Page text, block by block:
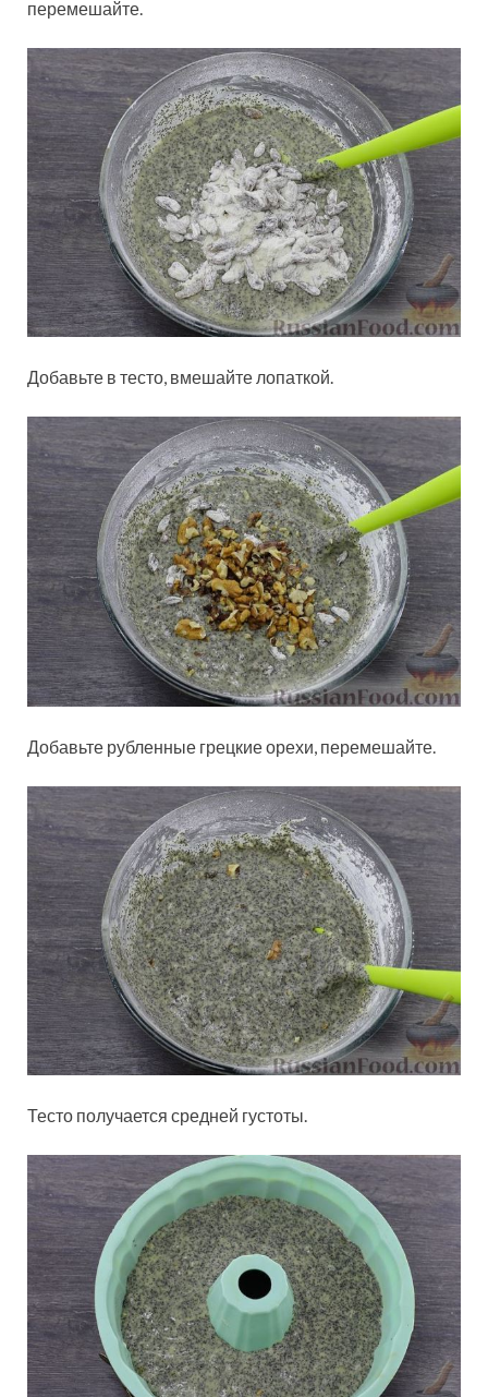
перемешайте.
Добавьте в тесто, вмешайте лопаткой.
Добавьте рубленные грецкие орехи, перемешайте.
Тесто получается средней густоты.